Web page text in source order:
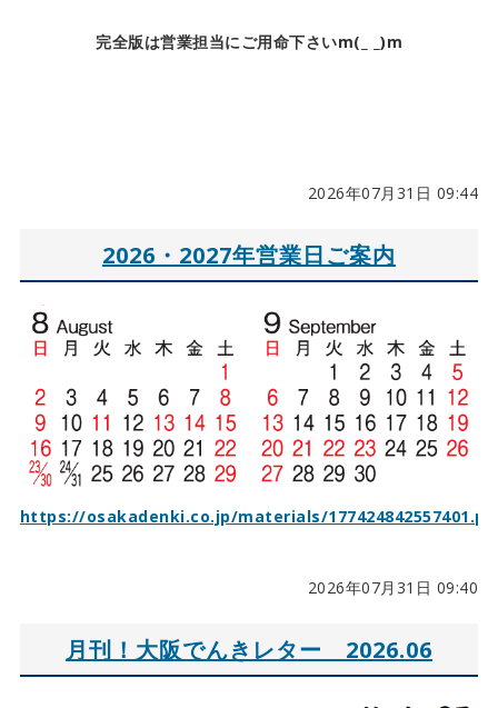
完全版は営業担当にご用命下さいm(_ _)m
2026年07月31日 09:44
2026・2027年営業日ご案内
https://osakadenki.co.jp/materials/
2026年07月31日 09:40
月刊！大阪でんきレター 2026.06